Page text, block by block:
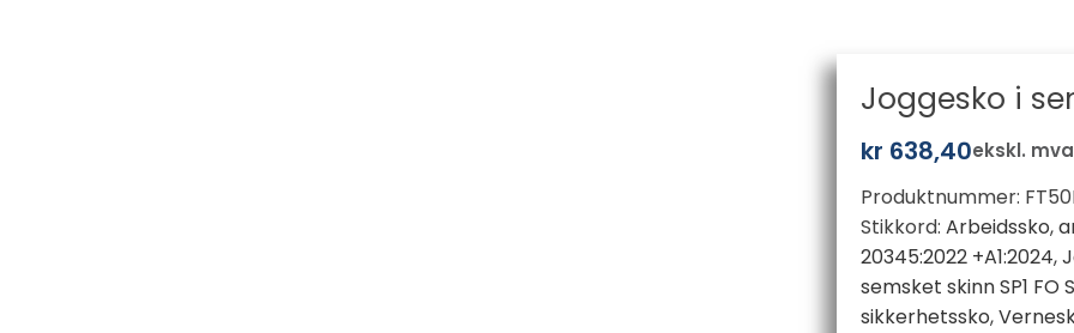
Joggesko i
kr 638,40ekskl. mva
Produktnummer:
Stikkord:Arbeidssko,
20345:2022 +A1:2024,
semsket skinn SP1 FO
sikkerhetssko,